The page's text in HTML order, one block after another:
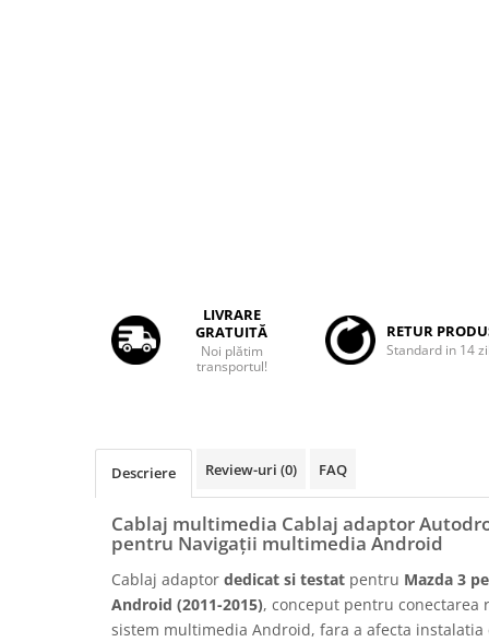
Rame adaptoare Honda
Rame Adaptoare Porsche
Rame adaptoare Citroen
Rame adaptoare Daihatsu
Rame adaptoare Kia
LIVRARE
GRATUITĂ
Noi plătim
transportul!
RETUR
Standard in 14
Descriere Review-uri (0) FAQ
Cablaj multimedia Cablaj adaptor
pentru Navigații multimedia Android
Cablaj adaptor dedicat si testat pentru Mazda 3
Android (2011-2015), conceput pentru conectarea
sistem multimedia Android, fara a afecta instalatia